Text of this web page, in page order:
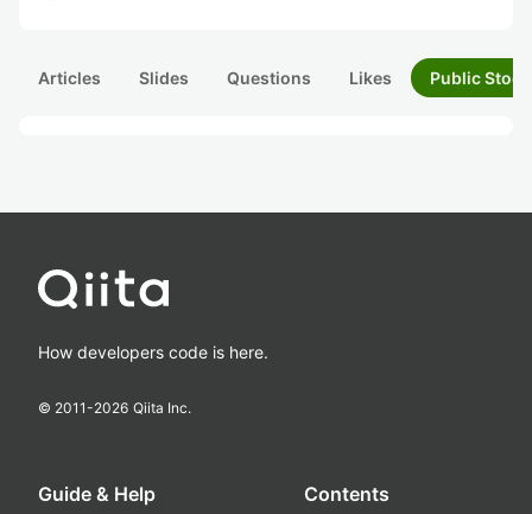
Articles Slides Questions Likes Public
How developers code is here.
© 2011-2026 Qiita Inc.
Guide & Help Contents